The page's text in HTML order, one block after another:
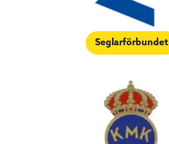
Seglarförbundet